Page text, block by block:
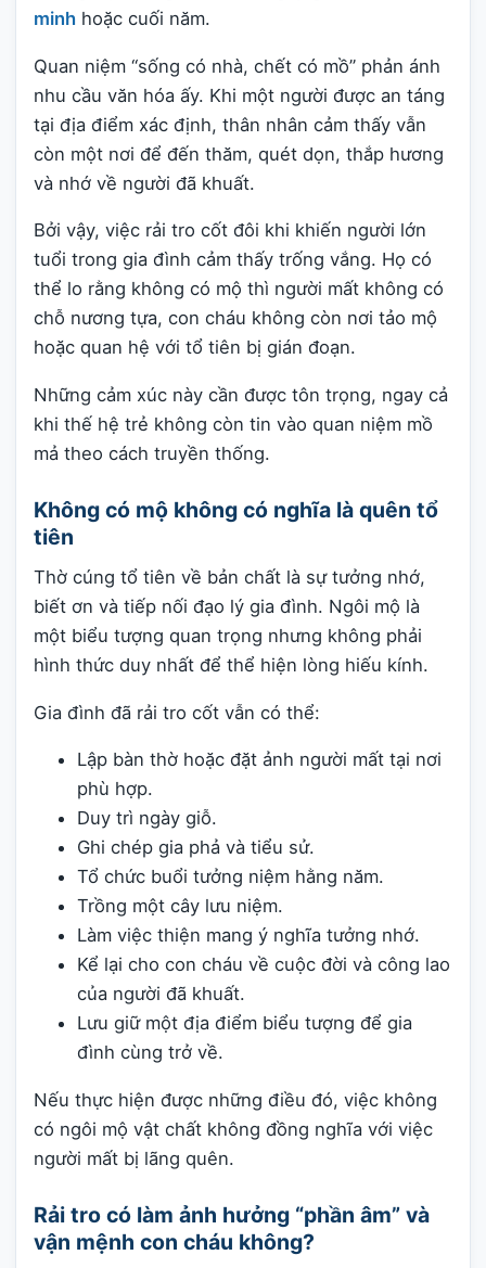
minh hoặc cuối năm.
Quan niệm “sống có nhà, chết có mồ” phản ánh
nhu cầu văn hóa ấy. Khi một người được an táng
tại địa điểm xác định, thân nhân cảm thấy vẫn
còn một nơi để đến thăm, quét dọn, thắp hương
và nhớ về người đã khuất.
Bởi vậy, việc rải tro cốt đôi khi khiến người lớn
tuổi trong gia đình cảm thấy trống vắng. Họ có
thể lo rằng không có mộ thì người mất không có
chỗ nương tựa, con cháu không còn nơi tảo mộ
hoặc quan hệ với tổ tiên bị gián đoạn.
Những cảm xúc này cần được tôn trọng, ngay cả
khi thế hệ trẻ không còn tin vào quan niệm mồ
mả theo cách truyền thống.
Không có mộ không có nghĩa là quên tổ
tiên
Thờ cúng tổ tiên về bản chất là sự tưởng nhớ,
biết ơn và tiếp nối đạo lý gia đình. Ngôi mộ là
một biểu tượng quan trọng nhưng không phải
hình thức duy nhất để thể hiện lòng hiếu kính.
Gia đình đã rải tro cốt vẫn có thể:
Lập bàn thờ hoặc đặt ảnh người mất tại nơi
phù hợp.
Duy trì ngày giỗ.
Ghi chép gia phả và tiểu sử.
Tổ chức buổi tưởng niệm hằng năm.
Trồng một cây lưu niệm.
Làm việc thiện mang ý nghĩa tưởng nhớ.
Kể lại cho con cháu về cuộc đời và công lao
của người đã khuất.
Lưu giữ một địa điểm biểu tượng để gia
đình cùng trở về.
Nếu thực hiện được những điều đó, việc không
có ngôi mộ vật chất không đồng nghĩa với việc
người mất bị lãng quên.
Rải tro có làm ảnh hưởng “phần âm” và
vận mệnh con cháu không?